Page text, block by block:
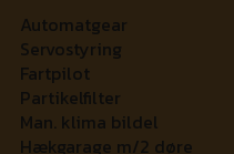
Automatgear
Servostyring
Fartpilot
Partikelfilter
Man. klima bildel
Hækgarage m/2 døre